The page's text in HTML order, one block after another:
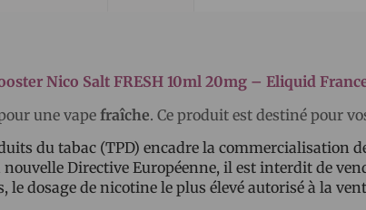
Nico Salt FRESH 10ml 20mg – Eliquid
une vape fraîche. Ce produit est destiné pour
du tabac (TPD) encadre la commercialisation
Directive Européenne, il est interdit de
le dosage de nicotine le plus élevé autorisé à la